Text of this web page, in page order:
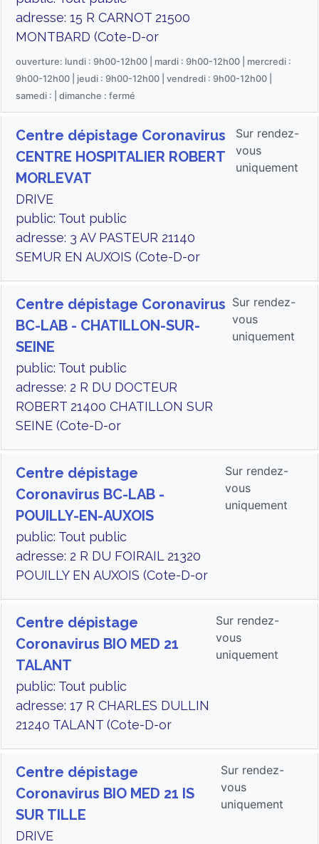
adresse: 15 R CARNOT 21500
MONTBARD (Cote-D-or
ouverture: lundi : 9h00-12h00 | mardi : 9h00-12h00 | mercredi :
9h00-12h00 | jeudi : 9h00-12h00 | vendredi : 9h00-12h00 |
samedi : | dimanche : fermé
Centre dépistage Coronavirus
CENTRE HOSPITALIER ROBERT
MORLEVAT
DRIVE
public: Tout public
adresse: 3 AV PASTEUR 21140
SEMUR EN AUXOIS (Cote-D-or
Sur rendez-
vous
uniquement
Centre dépistage Coronavirus
BC-LAB - CHATILLON-SUR-
SEINE
public: Tout public
adresse: 2 R DU DOCTEUR
ROBERT 21400 CHATILLON SUR
SEINE (Cote-D-or
Sur rendez-
vous
uniquement
Centre dépistage
Coronavirus BC-LAB -
POUILLY-EN-AUXOIS
public: Tout public
adresse: 2 R DU FOIRAIL 21320
POUILLY EN AUXOIS (Cote-D-or
Sur rendez-
vous
uniquement
Centre dépistage
Coronavirus BIO MED 21
TALANT
public: Tout public
adresse: 17 R CHARLES DULLIN
21240 TALANT (Cote-D-or
Sur rendez-
vous
uniquement
Centre dépistage
Coronavirus BIO MED 21 IS
SUR TILLE
DRIVE
Sur rendez-
vous
uniquement